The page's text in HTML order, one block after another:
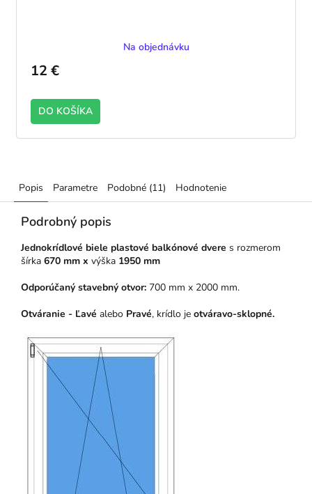
Na objednávku
12 €
DO KOŠÍKA
Popis Parametre Podobné (11) Hodnotenie
Podrobný popis
Jednokrídlové biele plastové balkónové dvere s rozmerom
šírka 670 mm x výška 1950 mm
Odporúčaný stavebný otvor: 700 mm x 2000 mm.
Otváranie - Ľavé alebo Pravé, krídlo je otváravo-sklopné.